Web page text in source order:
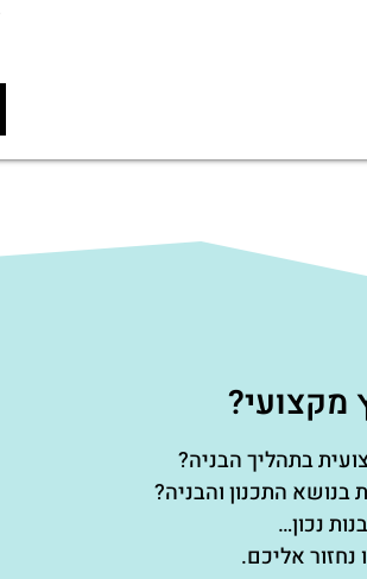
מקצועי?
בתהליך הבניה?
בנושא התכנון והבניה?
נכון…
נחזור אליכם.